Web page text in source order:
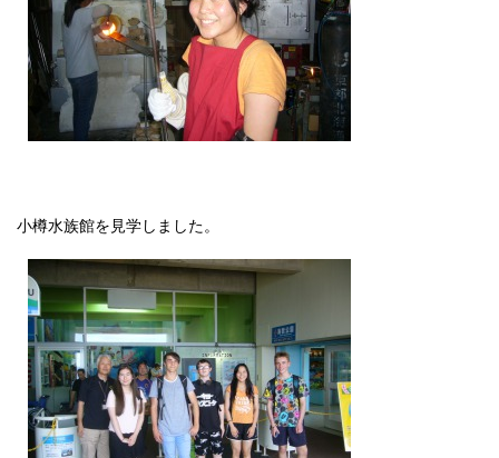
小樽水族館を見学しました。